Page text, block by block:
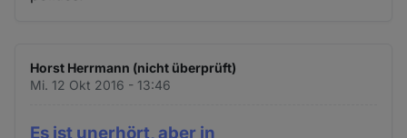
Horst Herrmann (nicht überprüft)
Mi. 12 Okt 2016 - 13:46
Es ist unerhört, aber in